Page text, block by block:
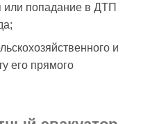
или попадание в ДТП
и
его прямого